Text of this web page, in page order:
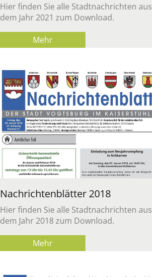
Hier fin­den Sie alle Stadt­nach­rich­ten aus
dem Jahr 2021 zum Down­load.
Mehr
Nach­rich­ten­blät­ter 2018
Hier fin­den Sie alle Stadt­nach­rich­ten aus
dem Jahr 2018 zum Down­load.
Mehr